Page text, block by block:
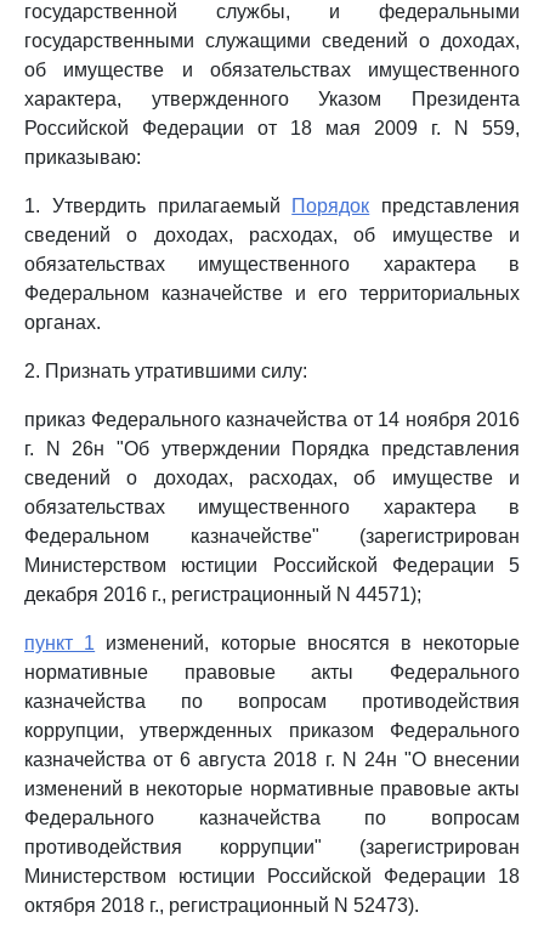
государственной службы, и федеральными
государственными служащими сведений о доходах,
об имуществе и обязательствах имущественного
характера, утвержденного Указом Президента
Российской Федерации от 18 мая 2009 г. N 559,
приказываю:
1. Утвердить прилагаемый Порядок представления
сведений о доходах, расходах, об имуществе и
обязательствах имущественного характера в
Федеральном казначействе и его территориальных
органах.
2. Признать утратившими силу:
приказ Федерального казначейства от 14 ноября 2016
г. N 26н "Об утверждении Порядка представления
сведений о доходах, расходах, об имуществе и
обязательствах имущественного характера в
Федеральном казначействе" (зарегистрирован
Министерством юстиции Российской Федерации 5
декабря 2016 г., регистрационный N 44571);
пункт 1 изменений, которые вносятся в некоторые
нормативные правовые акты Федерального
казначейства по вопросам противодействия
коррупции, утвержденных приказом Федерального
казначейства от 6 августа 2018 г. N 24н "О внесении
изменений в некоторые нормативные правовые акты
Федерального казначейства по вопросам
противодействия коррупции" (зарегистрирован
Министерством юстиции Российской Федерации 18
октября 2018 г., регистрационный N 52473).